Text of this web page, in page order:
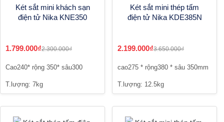
Két sắt mini khách sạn
điện tử Nika KNE350
1.799.000₫2.300.000₫
Cao240* rộng 350* sâu300
T.lượng: 7kg
Két sắt mini thép tấm
điện tử Nika KDE385N
2.199.000₫3.650.000₫
cao275 * rộng380 * sâu 350mm
T.lượng: 12.5kg